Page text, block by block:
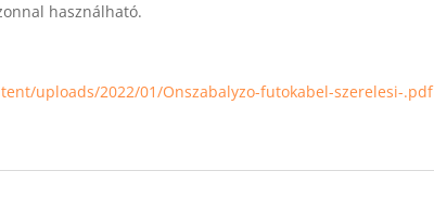
használható.
uploads/2022/01/Onszabalyzo-futokabel-szerelesi-.pdf